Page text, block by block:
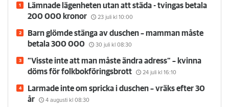
Lämnade lägenheten utan att städa - tvingas betala
200 000 kronor
kl 10:00
Barn glömde stänga av duschen – mamman måste
betala 300 000
30 juli kl 08:30
”Visste inte att man måste ändra adress” – kvinna
döms för folkbokföringsbrott
kl 16:10
Larmade inte om spricka i duschen – vräks efter 30